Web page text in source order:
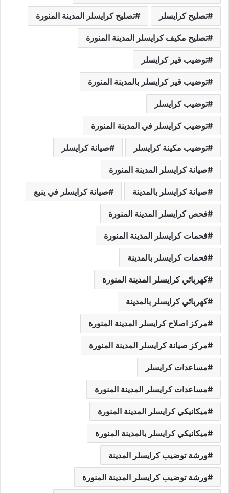
تصليح كرايسلر تصليح كرايسلر المدينة المنورة
تصليح مكيف كرايسلر المدينة المنورة
توضيب قير كرايسلر
توضيب قير كرايسلر بالمدينة المنورة
توضيب كرايسلر
توضيب كرايسلر في المدينة المنورة
توضيب مكينة كرايسلر صيانة كرايسلر
صيانة كرايسلر المدينة المنورة
صيانة كرايسلر بالمدينة صيانة كرايسلر في ينبع
فحص كرايسلر المدينة المنورة
فحمات كرايسلر المدينة المنورة
فحمات كرايسلر بالمدينة
كهربائي كرايسلر المدينة المنورة
كهربائي كرايسلر بالمدينة
مركز اصلاح كرايسلر المدينة المنورة
مركز صيانة كرايسلر المدينة المنورة
مساعدات كرايسلر
مساعدات كرايسلر المدينة المنورة
ميكانيكي كرايسلر المدينة المنورة
ميكانيكي كرايسلر بالمدينة المنورة
ورشة توضيب كرايسلر المدينة
ورشة توضيب كرايسلر المدينة المنورة